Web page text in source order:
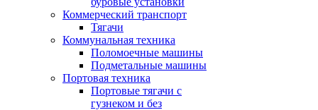
Коммерческий транспорт
Тягачи
Коммунальная техника
Поломоечные машины
Подметальные машины
Портовая техника
Портовые тягачи с
гузнеком и без